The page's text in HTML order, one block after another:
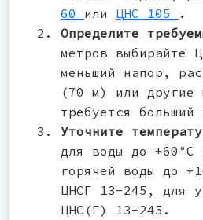
60 или ЦНС 105
.
Определите
метров выбирайте
меньший напор,
(70 м) или другие
требуется
Уточните
для воды до
горячей воды до
ЦНСГ 13-245, для
ЦНС(Г) 13-245.